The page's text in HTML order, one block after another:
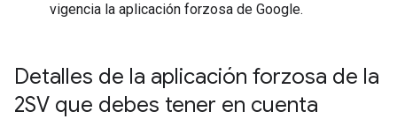
vigencia la aplicación forzosa de Google.
Detalles de la aplicación forzosa de la
2SV que debes tener en cuenta